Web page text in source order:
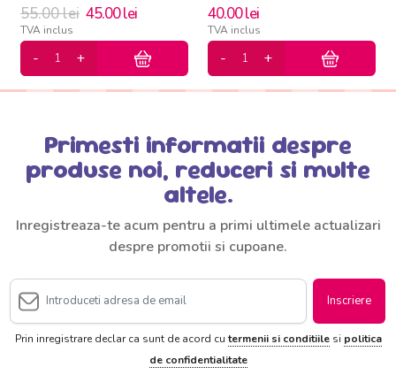
55.00lei 45.00lei
TVA inclus
40.00lei
TVA inclus
Primesti informatii despre
produse noi, reduceri si multe
altele.
Inregistreaza-te acum pentru a primi ultimele actualizari
despre promotii si cupoane.
Inscriere
Prin inregistrare declar ca sunt de acord cutermenii si conditiilesi politica
de confidentialitate